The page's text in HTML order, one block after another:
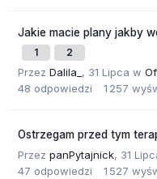
Jakie macie plany jakby
1 2
Przez Dalila_ , 31 Lipca w
48 odpowiedzi 1 257
Ostrzegam przed tym
Przez panPytajnick, 31
47 odpowiedzi 1 527